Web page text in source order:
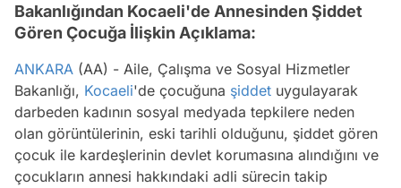
Bakanlığından Kocaeli'de Annesinden Şiddet
Gören Çocuğa İlişkin Açıklama:
ANKARA (AA) - Aile, Çalışma ve Sosyal Hizmetler
Bakanlığı, Kocaeli'de çocuğuna şiddet uygulayarak
darbeden kadının sosyal medyada tepkilere neden
olan görüntülerinin, eski tarihli olduğunu, şiddet gören
çocuk ile kardeşlerinin devlet korumasına alındığını ve
çocukların annesi hakkındaki adli sürecin takip